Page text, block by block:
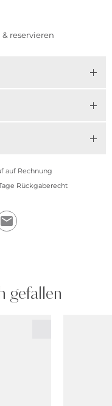
reservieren
auf Rechnung
Rückgaberecht
gefallen